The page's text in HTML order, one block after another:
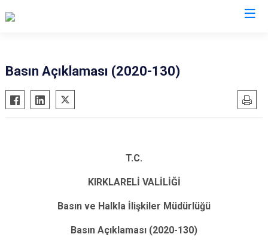
Basın Açıklaması (2020-130)
T.C.
KIRKLARELİ VALİLİĞİ
Basın ve Halkla İlişkiler Müdürlüğü
Basın Açıklaması (2020-130)